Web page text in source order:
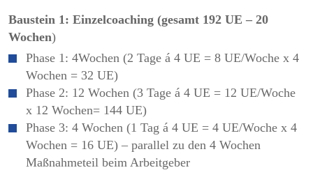
Baustein 1: Einzelcoaching (gesamt 192 UE – 20
Wochen)
Phase 1: 4Wochen (2 Tage á 4 UE = 8 UE/Woche x 4
Wochen = 32 UE)
Phase 2: 12 Wochen (3 Tage á 4 UE = 12 UE/Woche
x 12 Wochen= 144 UE)
Phase 3: 4 Wochen (1 Tag á 4 UE = 4 UE/Woche x 4
Wochen = 16 UE) – parallel zu den 4 Wochen
Maßnahmeteil beim Arbeitgeber